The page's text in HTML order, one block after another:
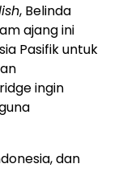
, Belinda
ajang ini
Pasifik untuk
ingin
dan